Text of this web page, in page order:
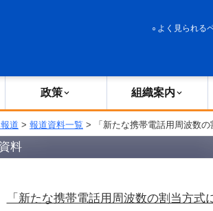
よく見られる
政策 組織案内
道 > 報道資料一覧 > 「新たな携帯電話用周波数
料
「新たな携帯電話用周波数の割当方